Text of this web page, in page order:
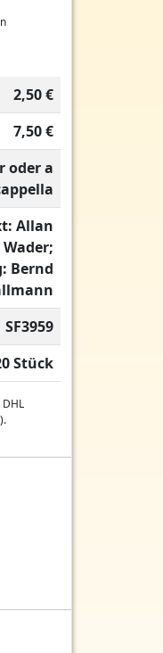
2,50 €
7,50 €
oder a
Allan
Bernd
SF3959
Stück